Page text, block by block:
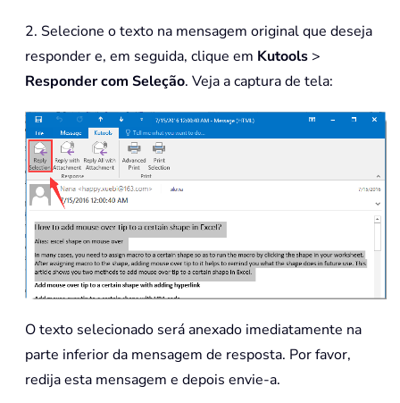
2. Selecione o texto na mensagem original que deseja
responder e, em seguida, clique em Kutools >
Responder com Seleção. Veja a captura de tela:
O texto selecionado será anexado imediatamente na
parte inferior da mensagem de resposta. Por favor,
redija esta mensagem e depois envie-a.